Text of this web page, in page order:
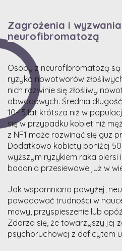
Zagrożenia i
neurofibromatozą
Osoby z neurofibromatozą
ryzyko nowotworów
nich rozwinie się złośliwy
obwodowych. Średnia
10-15 lat krótsza niż w
się w przypadku kobiet niż
z NF1 może rozwinąć się guz
Dodatkowo kobiety poniżej
wyższym ryzykiem raka piersi
badania przesiewowe już w
Jak wspomniano powyżej,
powodować trudności w
mowy, przyspieszenie lub
Zdarza się, że towarzyszy jej
psychoruchowej z deficytem